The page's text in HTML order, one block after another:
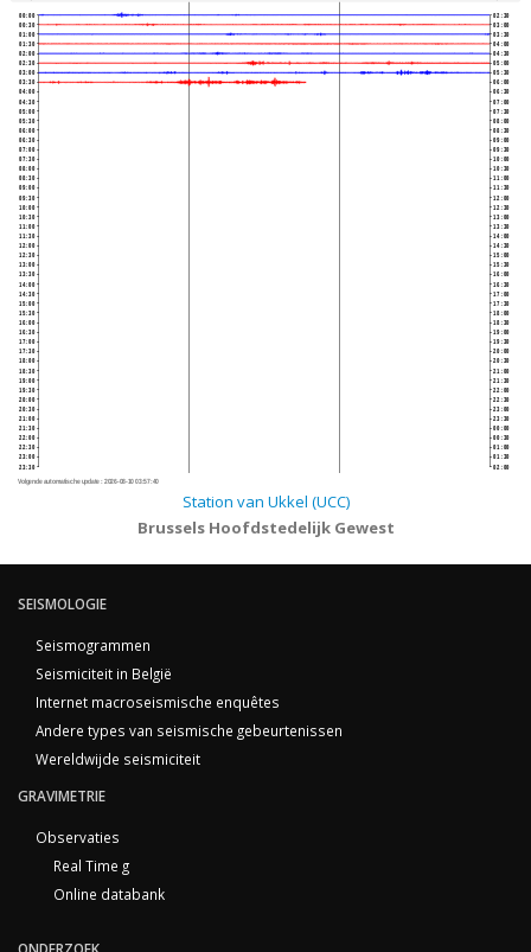
00:00
00:30
01:00
01:30
02:00
02:30
03:00
03:30
04:00
04:30
05:00
05:30
06:00
06:30
07:00
07:30
08:00
08:30
09:00
09:30
10:00
10:30
11:00
11:30
12:00
12:30
13:00
13:30
14:00
14:30
15:00
15:30
16:00
16:30
17:00
17:30
18:00
18:30
19:00
19:30
20:00
20:30
21:00
21:30
22:00
22:30
23:00
23:30
02:30
03:00
03:30
04:00
04:30
05:00
05:30
06:00
06:30
07:00
07:30
08:00
08:30
09:00
09:30
10:00
10:30
11:00
11:30
12:00
12:30
13:00
13:30
14:00
14:30
15:00
15:30
16:00
16:30
17:00
17:30
18:00
18:30
19:00
19:30
20:00
20:30
21:00
21:30
22:00
22:30
23:00
23:30
00:00
00:30
01:00
01:30
02:00
Volgende automatische update : 2026-08-10 03:57:40
Station van Ukkel (UCC)
Brussels Hoofdstedelijk Gewest
SEISMOLOGIE
Seismogrammen
Seismiciteit in België
Internet macroseismische enquêtes
Andere types van seismische gebeurtenissen
Wereldwijde seismiciteit
GRAVIMETRIE
Observaties
Real Time g
Online databank
ONDERZOEK